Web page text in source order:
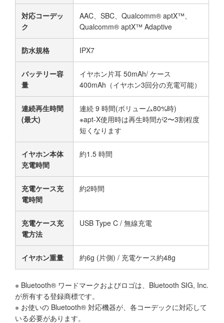
対応コーデッ
ク
AAC、SBC、Qualcomm® aptX™、
Qualcomm® aptX™ Adaptive
防水規格 IPX7
バッテリー容
量
イヤホン片耳 50mAh/ ケース
400mAh（イヤホン3回分の充電可能）
連続再生時間
(最大)
連続 9 時間(ボリューム80%時)
※apt-X使用時は再生時間が2〜3割程度
短くなります
イヤホン本体
充電時間
約1.5 時間
充電ケース充
電時間
約2時間
充電ケース充
電方法
USB Type C / 無線充電
イヤホン重量 約6g (片側) / 充電ケース約48g
※ Bluetooth® ワードマークおよびロゴは、Bluetooth SIG, Inc.
が所有する登録商標です。
※ お使いの Bluetooth® 対応機器が、各コーデックに対応して
いる必要があります。